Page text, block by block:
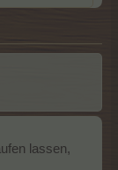
lassen,